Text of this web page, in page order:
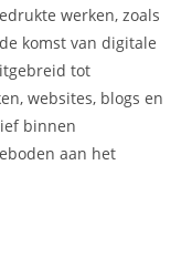
werken, zoals
komst van digitale
tot
websites, blogs en
binnen
aan het